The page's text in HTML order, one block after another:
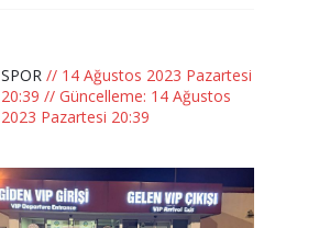
SPOR // 14 Ağustos 2023 Pazartesi
20:39 // Güncelleme: 14 Ağustos
2023 Pazartesi 20:39